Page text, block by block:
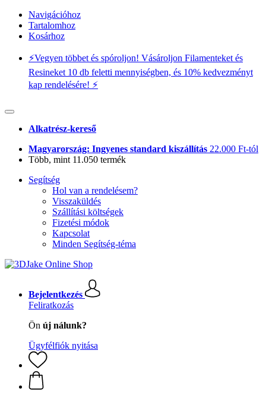
Navigációhoz
Tartalomhoz
Kosárhoz
⚡️Vegyen többet és spóroljon! Vásároljon Filamenteket és
Resineket 10 db feletti mennyiségben, és 10% kedvezményt
kap rendelésére! ⚡️
Alkatrész-kereső
Magyarország: Ingyenes standard kiszállítás 22.000 Ft-tól
Több, mint 11.050 termék
Segítség
Hol van a rendelésem?
Visszaküldés
Szállítási költségek
Fizetési módok
Kapcsolat
Minden Segítség-téma
Bejelentkezés
Feliratkozás
Ön új nálunk?
Ügyfélfiók nyitása